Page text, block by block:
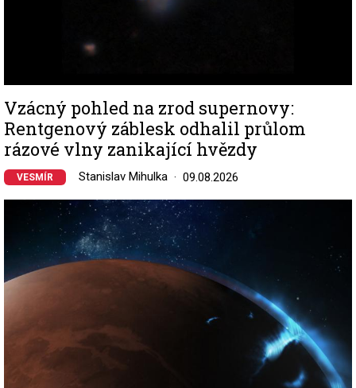
Vzácný pohled na zrod supernovy:
Rentgenový záblesk odhalil průlom
rázové vlny zanikající hvězdy
VESMÍR Stanislav Mihulka 09.08.2026
Image